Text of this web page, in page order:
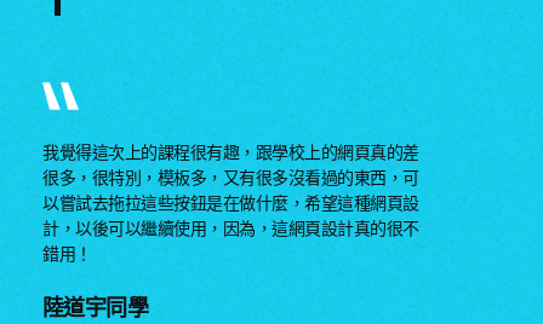
陸道宇同學
我覺得這次上的課程很有趣，跟學校上的網頁真的差
很多，很特別，模板多，又有很多沒看過的東西，可
以嘗試去拖拉這些按鈕是在做什麼，希望這種網頁設
計，以後可以繼續使用，因為，這網頁設計真的很不
錯用！